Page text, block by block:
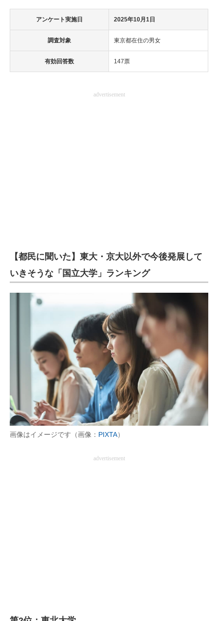
アンケート実施日 2025年10月1日
調査対象 東京都在住の男女
有効回答数 147票
advertisement
【都民に聞いた】東大・京大以外で今後発展して
いきそうな「国立大学」ランキング
画像はイメージです（画像： PIXTA）
advertisement